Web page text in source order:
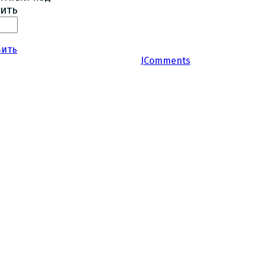
JComments